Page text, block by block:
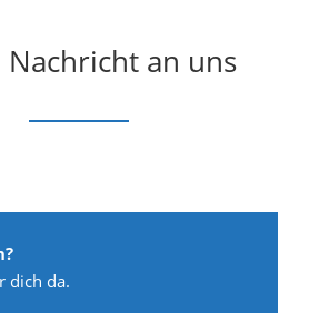
Nachricht an uns
dich da.